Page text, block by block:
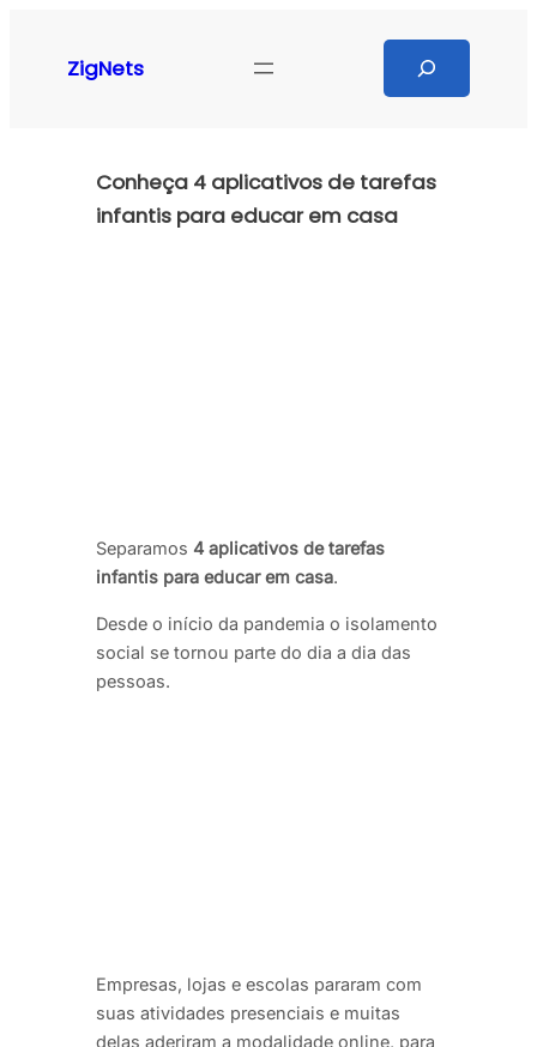
ZigNets
Conheça 4 aplicativos de tarefas
infantis para educar em casa
Separamos 4 aplicativos de tarefas
infantis para educar em casa.
Desde o início da pandemia o isolamento
social se tornou parte do dia a dia das
pessoas.
Empresas, lojas e escolas pararam com
suas atividades presenciais e muitas
delas aderiram a modalidade online, para